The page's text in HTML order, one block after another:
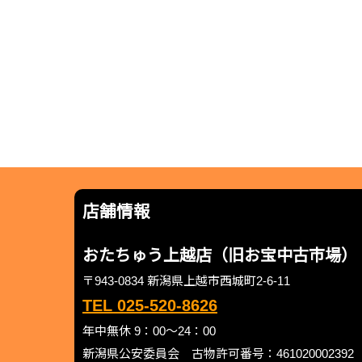
店舗情報
おたちゅう上越店（旧お宝中古市場）
〒943-0834 新潟県上越市西城町2-6-11
TEL 025-520-8626
年中無休 9：00～24：00
新潟県公安委員会 古物許可番号：461020002392